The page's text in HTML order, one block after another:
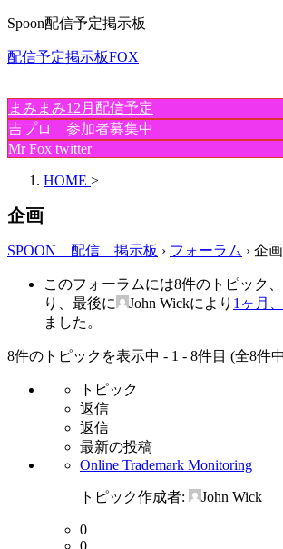
Spoon配信予定掲示板
配信予定掲示板FOX
まみまみ12月配信予定
吉プロ 参加者募集中
Mr Fox twitter
HOME >
企画
SPOON 配信 掲示板 › フォーラム › 企画
このフォーラムには8件のトピック
り、最後に
John Wickにより 1ヶ月
ました。
8件のトピックを表示中 - 1 - 8件目 (全8件
トピック
返信
返信
最新の投稿
Online Trademark Monitoring
トピック作成者: John Wick
0